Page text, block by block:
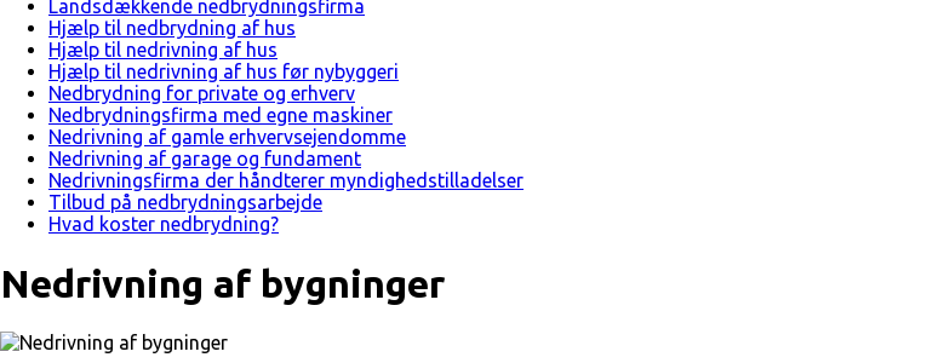
Landsdækkende nedbrydningsfirma
Hjælp til nedbrydning af hus
Hjælp til nedrivning af hus
Hjælp til nedrivning af hus før nybyggeri
Nedbrydning for private og erhverv
Nedbrydningsfirma med egne maskiner
Nedrivning af gamle erhvervsejendomme
Nedrivning af garage og fundament
Nedrivningsfirma der håndterer myndighedstilladelser
Tilbud på nedbrydningsarbejde
Hvad koster nedbrydning?
Nedrivning af bygninger